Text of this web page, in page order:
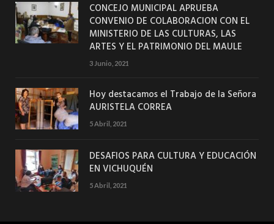
CONCEJO MUNICIPAL APRUEBA
CONVENIO DE COLABORACION CON EL
MINISTERIO DE LAS CULTURAS, LAS
ARTES Y EL PATRIMONIO DEL MAULE
3 Junio, 2021
Hoy destacamos el Trabajo de la Señora
AURISTELA CORREA
5 Abril, 2021
DESAFIOS PARA CULTURA Y EDUCACIÓN
EN VICHUQUÉN
5 Abril, 2021